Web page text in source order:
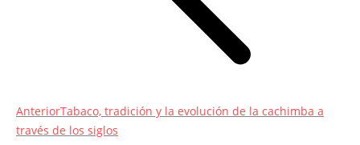
AnteriorEntrada
anterior:
Tabaco, tradición y la evolución de la cachimba a
través de los siglos